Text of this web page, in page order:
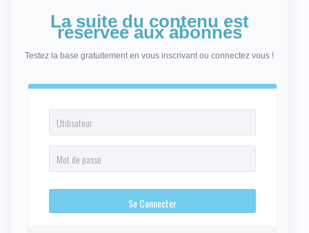
La suite du contenu est
réservée aux abonnés
Testez la base gratuitement en vous inscrivant ou connectez vous !